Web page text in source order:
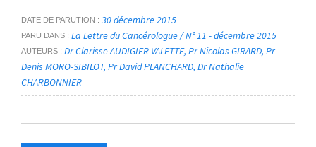
DATE DE PARUTION 30 décembre 2015
PARU DANS La Lettre du Cancérologue / N° 11 - décembre 2015
AUTEURS Dr Clarisse AUDIGIER-VALETTE Pr Nicolas GIRARD Pr
Denis MORO-SIBILOT Pr David PLANCHARD Dr Nathalie
CHARBONNIER